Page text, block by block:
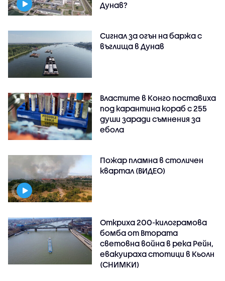
Дунав?
Сигнал за огън на баржа с
въглища в Дунав
Властите в Конго поставиха
под карантина кораб с 255
души заради съмнения за
ебола
Пожар пламна в столичен
квартал (ВИДЕО)
Откриха 200-килограмова
бомба от Втората
световна война в река Рейн,
евакуираха стотици в Кьолн
(СНИМКИ)